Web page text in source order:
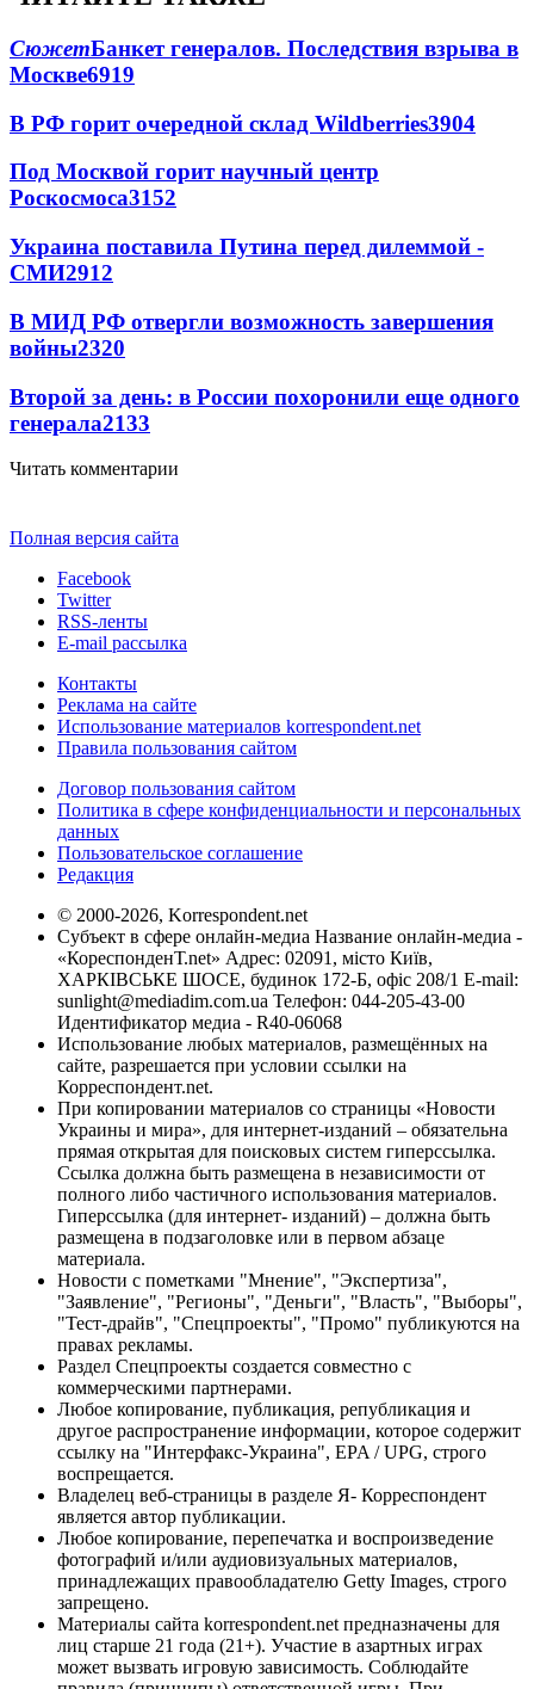
СюжетБанкет генералов. Последствия взрыва в
Москве6919
В РФ горит очередной склад Wildberries3904
Под Москвой горит научный центр
Роскосмоса3152
Украина поставила Путина перед дилеммой -
СМИ2912
В МИД РФ отвергли возможность завершения
войны2320
Второй за день: в России похоронили еще одного
генерала2133
Читать комментарии
Полная версия сайта
Facebook
Twitter
RSS-ленты
E-mail рассылка
Контакты
Реклама на сайте
Использование материалов korrespondent.net
Правила пользования сайтом
Договор пользования сайтом
Политика в сфере конфиденциальности и персональных
данных
Пользовательское соглашение
Редакция
© 2000-2026, Korrespondent.net
Субъект в сфере онлайн-медиа Название онлайн-медиа -
«КореспонденТ.net» Адрес: 02091, місто Київ,
ХАРКІВСЬКЕ ШОСЕ, будинок 172-Б, офіс 208/1 E-mail:
sunlight@mediadim.com.ua Телефон: 044-205-43-00
Идентификатор медиа - R40-06068
Использование любых материалов, размещённых на
сайте, разрешается при условии ссылки на
Корреспондент.net.
При копировании материалов со страницы «Новости
Украины и мира», для интернет-изданий – обязательна
прямая открытая для поисковых систем гиперссылка.
Ссылка должна быть размещена в независимости от
полного либо частичного использования материалов.
Гиперссылка (для интернет- изданий) – должна быть
размещена в подзаголовке или в первом абзаце
материала.
Новости с пометками "Мнение", "Экспертиза",
"Заявление", "Регионы", "Деньги", "Власть", "Выборы",
"Тест-драйв", "Спецпроекты", "Промо" публикуются на
правах рекламы.
Раздел Спецпроекты создается совместно с
коммерческими партнерами.
Любое копирование, публикация, републикация и
другое распространение информации, которое содержит
ссылку на "Интерфакс-Украина", EPA / UPG, строго
воспрещается.
Владелец веб-страницы в разделе Я- Корреспондент
является автор публикации.
Любое копирование, перепечатка и воспроизведение
фотографий и/или аудиовизуальных материалов,
принадлежащих правообладателю Getty Images, строго
запрещено.
Материалы сайта korrespondent.net предназначены для
лиц старше 21 года (21+). Участие в азартных играх
может вызвать игровую зависимость. Соблюдайте